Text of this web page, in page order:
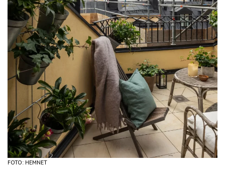
FOTO: HEMNET